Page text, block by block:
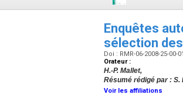
Enquêtes
sélection
Doi : RMR-06-2008-25-00-
Orateur :
H.-P. Mallet,
Résumé rédigé par : S.
Voir les affiliations